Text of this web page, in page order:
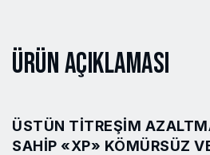
Ürün Açıklaması
ÜSTÜN TITREŞIM
SAHIP «XP» KÖMÜRSÜZ